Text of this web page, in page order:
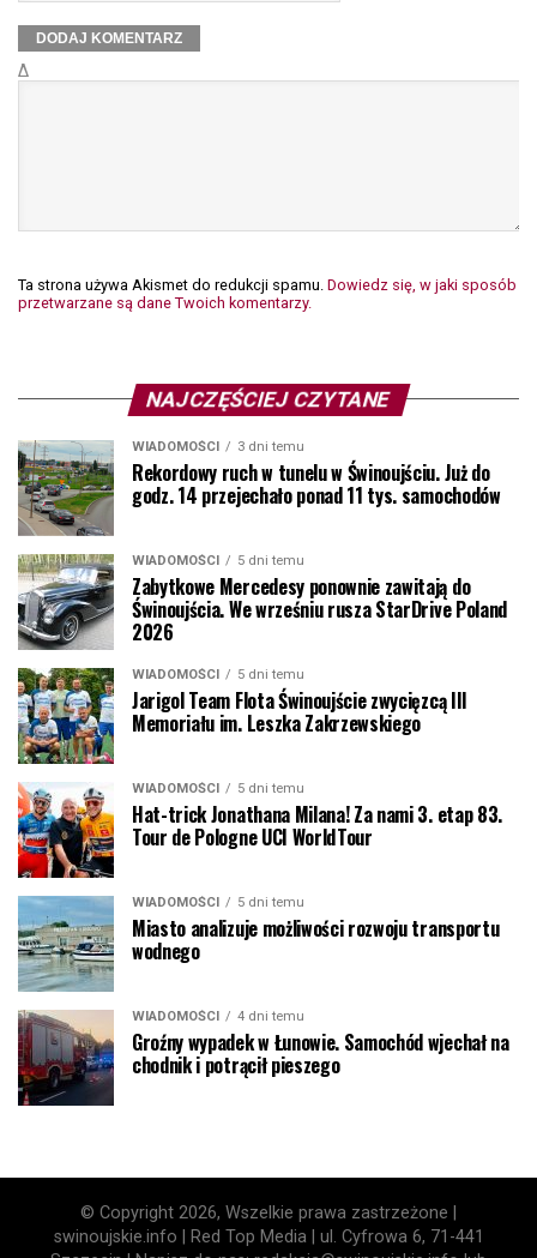
Δ
Ta strona używa Akismet do redukcji spamu. Dowiedz się, w jaki sposób
przetwarzane są dane Twoich komentarzy.
NAJCZĘŚCIEJ CZYTANE
WIADOMOŚCI 3 dni temu
Rekordowy ruch w tunelu w Świnoujściu. Już do
godz. 14 przejechało ponad 11 tys. samochodów
WIADOMOŚCI 5 dni temu
Zabytkowe Mercedesy ponownie zawitają do
Świnoujścia. We wrześniu rusza StarDrive Poland
2026
WIADOMOŚCI 5 dni temu
Jarigol Team Flota Świnoujście zwycięzcą III
Memoriału im. Leszka Zakrzewskiego
WIADOMOŚCI 5 dni temu
Hat-trick Jonathana Milana! Za nami 3. etap 83.
Tour de Pologne UCI WorldTour
WIADOMOŚCI 5 dni temu
Miasto analizuje możliwości rozwoju transportu
wodnego
WIADOMOŚCI 4 dni temu
Groźny wypadek w Łunowie. Samochód wjechał na
chodnik i potrącił pieszego
© Copyright 2026, Wszelkie prawa zastrzeżone |
swinoujskie.info | Red Top Media | ul. Cyfrowa 6, 71-441